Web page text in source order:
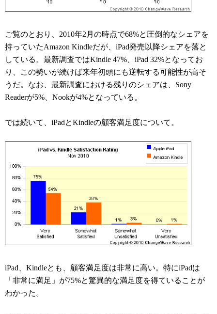
ご覧のとおり、2010年2月の時点で68%と圧倒的なシェアを
持っていたAmazon Kindleだが、iPad発売以降シェアを落と
している。最新調査ではKindle 47%、iPad 32%となってお
り、この勢いが続けば来年初頭にも逆転する可能性が高そ
うだ。なお、最新調査における残りのシェアは、Sony
Readerが5%、Nookが4%となっている。
では続いて、iPadとKindleの顧客満足度について。
iPad、Kindleとも、顧客満足度は非常に高い。特にiPadは
「非常に満足」が75%と驚異的な満足度を得ていることが
わかった。